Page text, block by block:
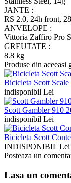
JANTE :
RS 2.0, 24h front,
ANVELOPE :
Vittoria Zaffiro Pro
GREUTATE :
8.8 kg
Produse din aceeasi
Bicicleta Scott
indisponibil Lei
Scott Gambler 910
indisponibil Lei
Bicicleta Scott
INDISPONIBIL Lei
Posteaza un
Lasa un